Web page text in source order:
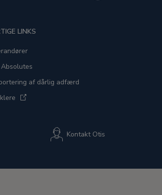
LINKS
af dårlig adfærd
Kontakt Otis